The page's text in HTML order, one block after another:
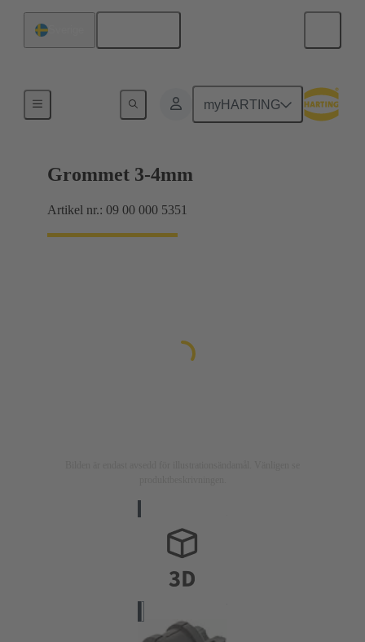
myHARTING
Grommet 3-4mm
Artikel nr.: 09 00 000 5351